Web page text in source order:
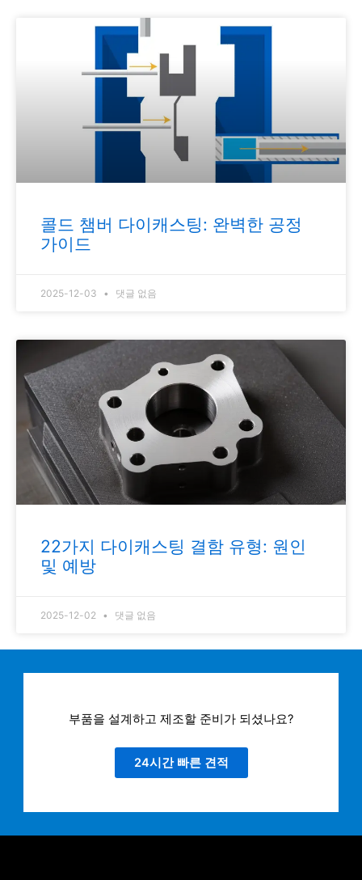
콜드 챔버 다이캐스팅: 완벽한 공정
가이드
2025-12-03 댓글 없음
22가지 다이캐스팅 결함 유형: 원인
및 예방
2025-12-02 댓글 없음
부품을 설계하고 제조할 준비가 되셨나요?
24시간 빠른 견적